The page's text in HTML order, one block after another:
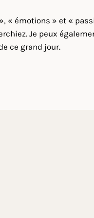
« émotions » et «
Je peux
ce grand jour.